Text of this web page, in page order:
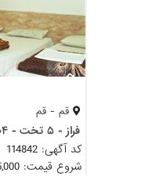
قم - قم
فراز - ۵ تخت - ۱۰۴
کد آگهی: 114842
شروع قیمت: 395,000 تومان